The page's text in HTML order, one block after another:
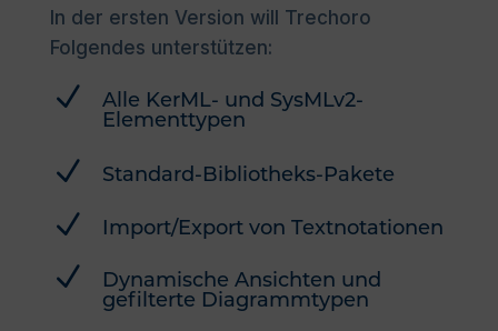
In der ersten Version will Trechoro
Folgendes unterstützen:
N
Alle KerML- und SysMLv2-
Elementtypen
N Standard-Bibliotheks-Pakete
N Import/Export von Textnotationen
N
Dynamische Ansichten und
gefilterte Diagrammtypen